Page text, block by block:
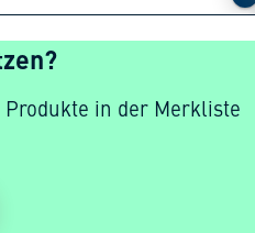
Produkte in der Merkliste